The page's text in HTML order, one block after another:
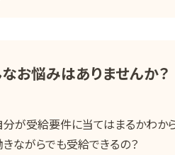
お悩みはありませんか？
分が受給要件に当てはまるかわか
ながらでも受給できるの？